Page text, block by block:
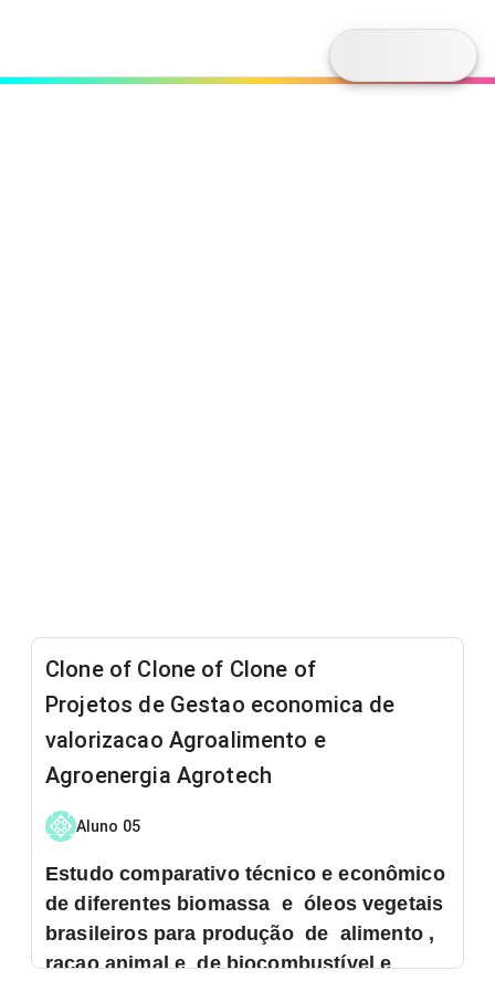
Clone of Clone of Clone of
Projetos de Gestao economica de
valorizacao Agroalimento e
Agroenergia Agrotech
Aluno 05
Estudo comparativo técnico e econômico
de diferentes biomassa e óleos vegetais
brasileiros para produção de alimento ,
racao animal e de biocombustível e